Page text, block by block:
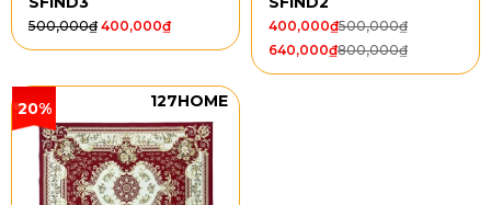
500,000₫ 400,000₫ 500,000₫
400,000₫
800,000₫
640,000₫
20% 127HOME